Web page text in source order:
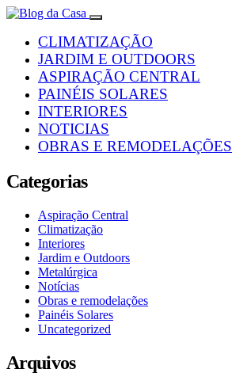
CLIMATIZAÇÃO
JARDIM E OUTDOORS
ASPIRAÇÃO CENTRAL
PAINÉIS SOLARES
INTERIORES
NOTICIAS
OBRAS E REMODELAÇÕES
Categorias
Aspiração Central
Climatização
Interiores
Jardim e Outdoors
Metalúrgica
Notícias
Obras e remodelações
Painéis Solares
Uncategorized
Arquivos